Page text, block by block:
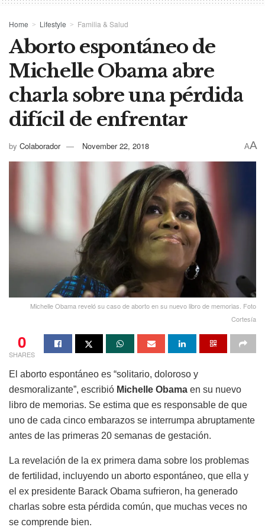
Home Lifestyle Familia & Salud
Aborto espontáneo de
Michelle Obama abre
charla sobre una pérdida
difícil de enfrentar
by Colaborador November 22, 2018 AA
Michelle Obama reveló su caso de aborto en su nuevo libro de memorias. Foto
Cortesía
0
SHARES
El aborto espontáneo es “solitario, doloroso y
desmoralizante”, escribió Michelle Obama en su nuevo
libro de memorias. Se estima que es responsable de que
uno de cada cinco embarazos se interrumpa abruptamente
antes de las primeras 20 semanas de gestación.
La revelación de la ex primera dama sobre los problemas
de fertilidad, incluyendo un aborto espontáneo, que ella y
el ex presidente Barack Obama sufrieron, ha generado
charlas sobre esta pérdida común, que muchas veces no
se comprende bien.